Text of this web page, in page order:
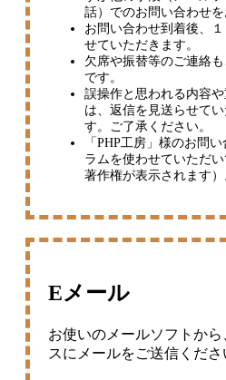
話）でのお問い合わせを
お問い合わせ到着後、
せていただきます。
欠席や振替等のご連絡
です。
誤操作と思われる内容
は、返信を見送らせて
す。ご了承ください。
「PHP工房」様のお問
ラムを使わせていただ
著作権が表示されます）
Eメール
お使いのメールソフトか
スにメールをご送信くださ